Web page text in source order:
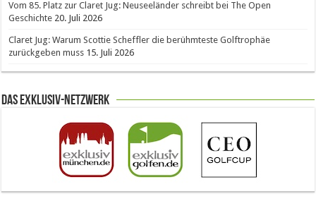
Vom 85. Platz zur Claret Jug: Neuseeländer schreibt bei The Open
Geschichte 20. Juli 2026
Claret Jug: Warum Scottie Scheffler die berühmteste Golftrophäe
zurückgeben muss 15. Juli 2026
Das Exklusiv-Netzwerk